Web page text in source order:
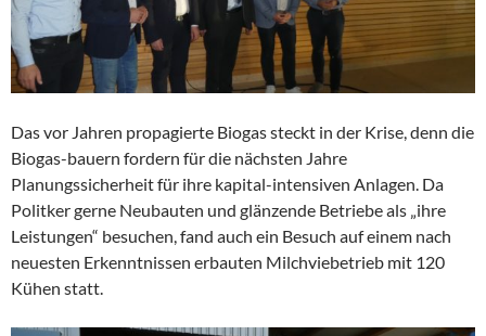
Das vor Jahren propagierte Biogas steckt in der Krise, denn die
Biogas-bauern fordern für die nächsten Jahre
Planungssicherheit für ihre kapital-intensiven Anlagen. Da
Politker gerne Neubauten und glänzende Betriebe als „ihre
Leistungen“ besuchen, fand auch ein Besuch auf einem nach
neuesten Erkenntnissen erbauten Milchviebetrieb mit 120
Kühen statt.